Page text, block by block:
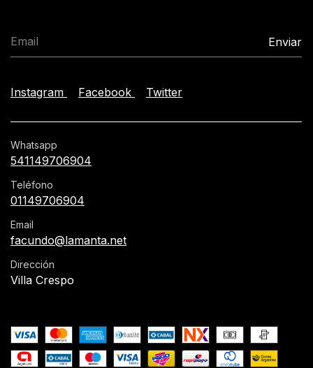
Instagram Facebook Twitter
Whatsapp
541149706904
Teléfono
01149706904
Email
facundo@lamanta.net
Dirección
Villa Crespo